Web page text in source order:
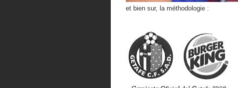
et bien sur, la méthodologie :